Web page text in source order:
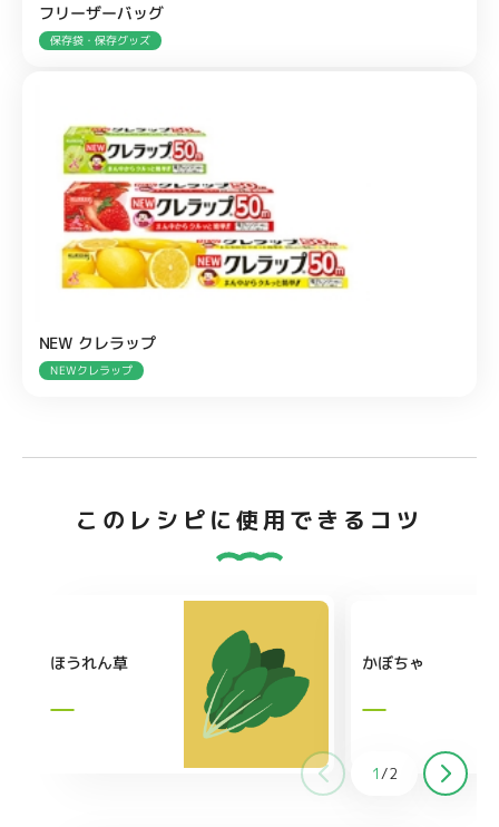
フリーザーバッグ
保存袋・保存グッズ
NEW クレラップ
NEWクレラップ
このレシピに使用できるコツ
ほうれん草 かぼちゃ
1/2